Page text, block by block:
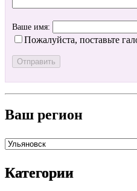
Ваше имя:
Пожалуйста, поставьте
Ваш регион
Категории